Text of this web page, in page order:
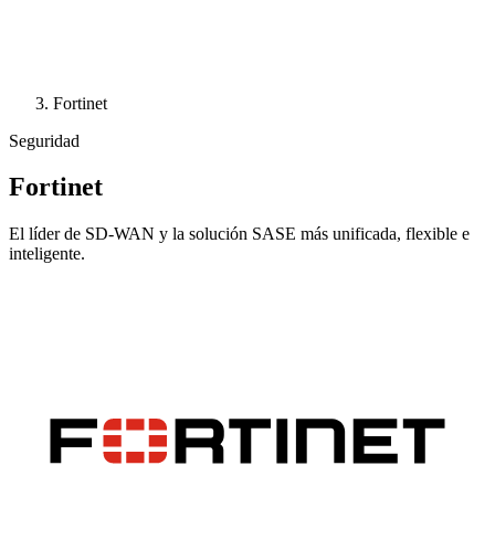
Fortinet
Seguridad
Fortinet
El líder de SD-WAN y la solución SASE más unificada, flexible e
inteligente.